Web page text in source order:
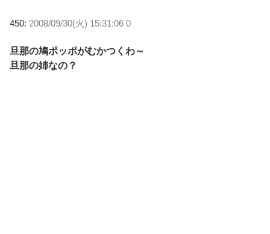
450: 2008/09/30(火) 15:31:06 0
旦那の鳩ポッポがむかつくわ～
旦那の姉なの？